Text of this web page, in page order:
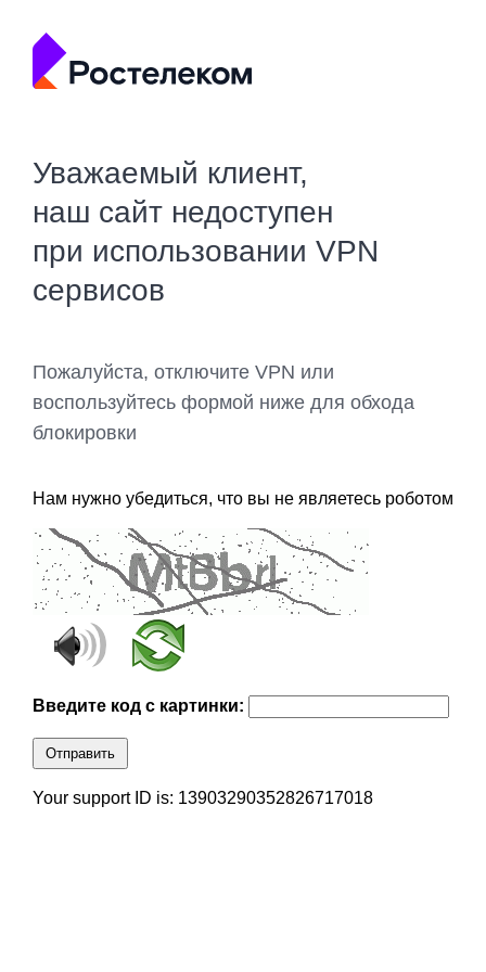
Уважаемый клиент,
наш сайт недоступен
при использовании VPN
сервисов
Пожалуйста, отключите VPN или
воспользуйтесь формой ниже для обхода
блокировки
Нам нужно убедиться, что вы не являетесь роботом
Введите код с картинки:
Отправить
Your support ID is: 13903290352826717018